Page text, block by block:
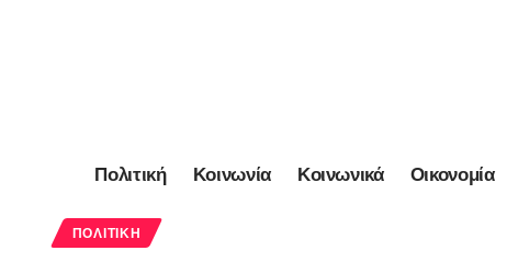
Πολιτική Κοινωνία Κοινωνικά Οικονομία
ΠΟΛΙΤΙΚΉ